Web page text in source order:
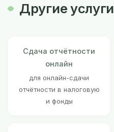
Другие услуги
Сдача отчётности
онлайн
для онлайн-сдачи
отчётности в налоговую
и фонды